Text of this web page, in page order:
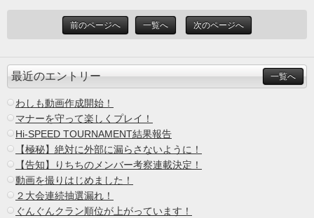
前のページへ 一覧へ 次のページへ
最近のエントリー 一覧へ
わしも動画作成開始！
マナーを守って楽しくプレイ！
Hi-SPEED TOURNAMENT結果報告
【極秘】絶対に外部に漏らさないように！
【告知】りちちのメンバー考察連載決定！
動画を撮りはじめました！
２大会連続抽選漏れ！
ぐんぐんクラン順位が上がっています！